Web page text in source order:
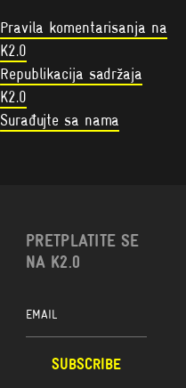
Pravila komentarisanja na
K2.0
Republikacija sadržaja
K2.0
Surađujte sa nama
PRETPLATITE SE
NA K2.0